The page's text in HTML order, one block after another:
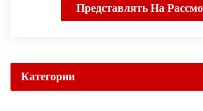
Представлять На
Категории